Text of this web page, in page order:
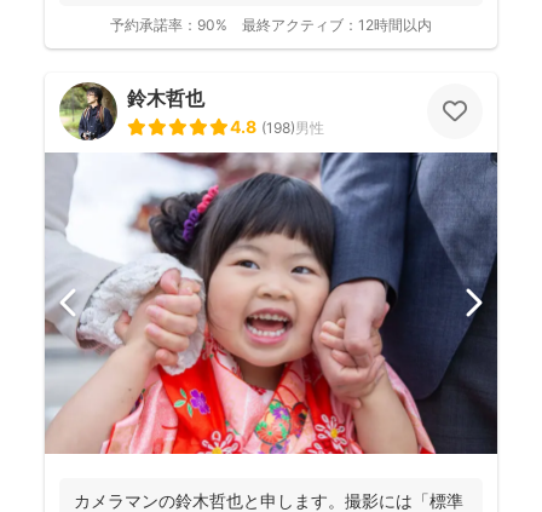
予約承諾率： 90% 最終アクティブ： 12時間以内
鈴木哲也
4.8 (198)男性
カメラマンの鈴木哲也と申します。撮影には「標準